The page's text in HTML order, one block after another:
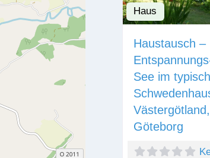
Haus
Haustausch –
See im
Göteborg